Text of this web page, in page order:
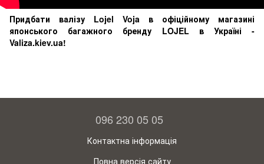
Придбати валізу Lojel Voja в офіційному магазині
японського багажного бренду LOJEL в Україні -
Valiza.kiev.ua!
096 230 05 05
Контактна інформація
Повна версія сайту